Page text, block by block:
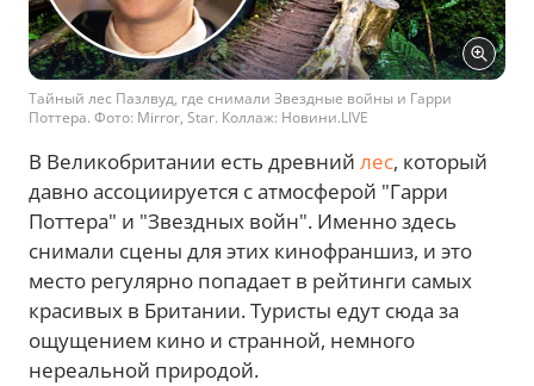
Тайный лес Пазлвуд, где снимали Звездные войны и Гарри
Поттера. Фото: Mirror, Star. Коллаж: Новини.LIVE
В Великобритании есть древний лес, который
давно ассоциируется с атмосферой "Гарри
Поттера" и "Звездных войн". Именно здесь
снимали сцены для этих кинофраншиз, и это
место регулярно попадает в рейтинги самых
красивых в Британии. Туристы едут сюда за
ощущением кино и странной, немного
нереальной природой.